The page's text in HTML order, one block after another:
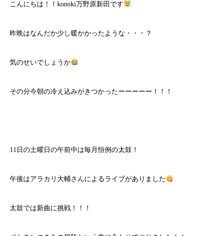
こんにちは！！konoki万野原新田です
昨晩はなんだか少し暖かかったような・・・？
気のせいでしょうか
その分今朝の冷え込みがきつかったーーーーー！！！
11日の土曜日の午前中は毎月恒例の太鼓！
午後はアラカリ大輔さんによるライブがありました
太鼓では新曲に挑戦！！！